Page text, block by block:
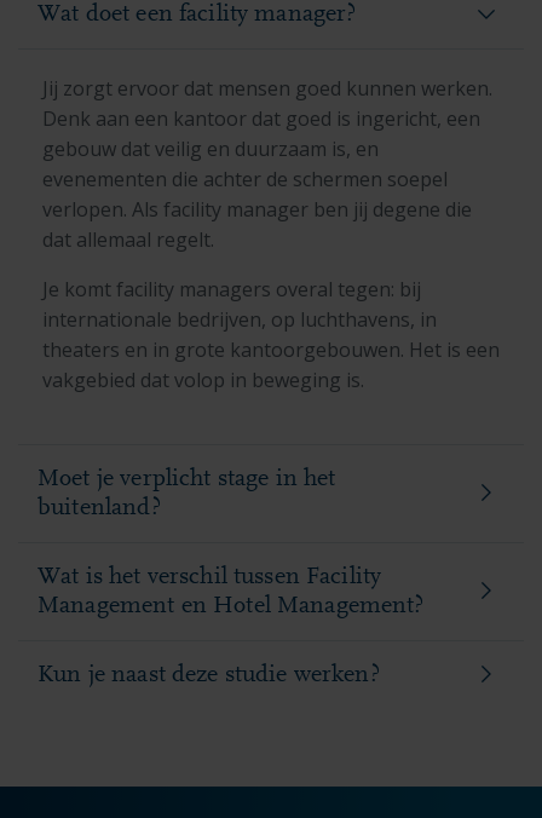
Wat doet een facility manager?
Jij zorgt ervoor dat mensen goed kunnen werken.
Denk aan een kantoor dat goed is ingericht, een
gebouw dat veilig en duurzaam is, en
evenementen die achter de schermen soepel
verlopen. Als facility manager ben jij degene die
dat allemaal regelt.
Je komt facility managers overal tegen: bij
internationale bedrijven, op luchthavens, in
theaters en in grote kantoorgebouwen. Het is een
vakgebied dat volop in beweging is.
Moet je verplicht stage in het
buitenland?
Wat is het verschil tussen Facility
Management en Hotel Management?
Kun je naast deze studie werken?